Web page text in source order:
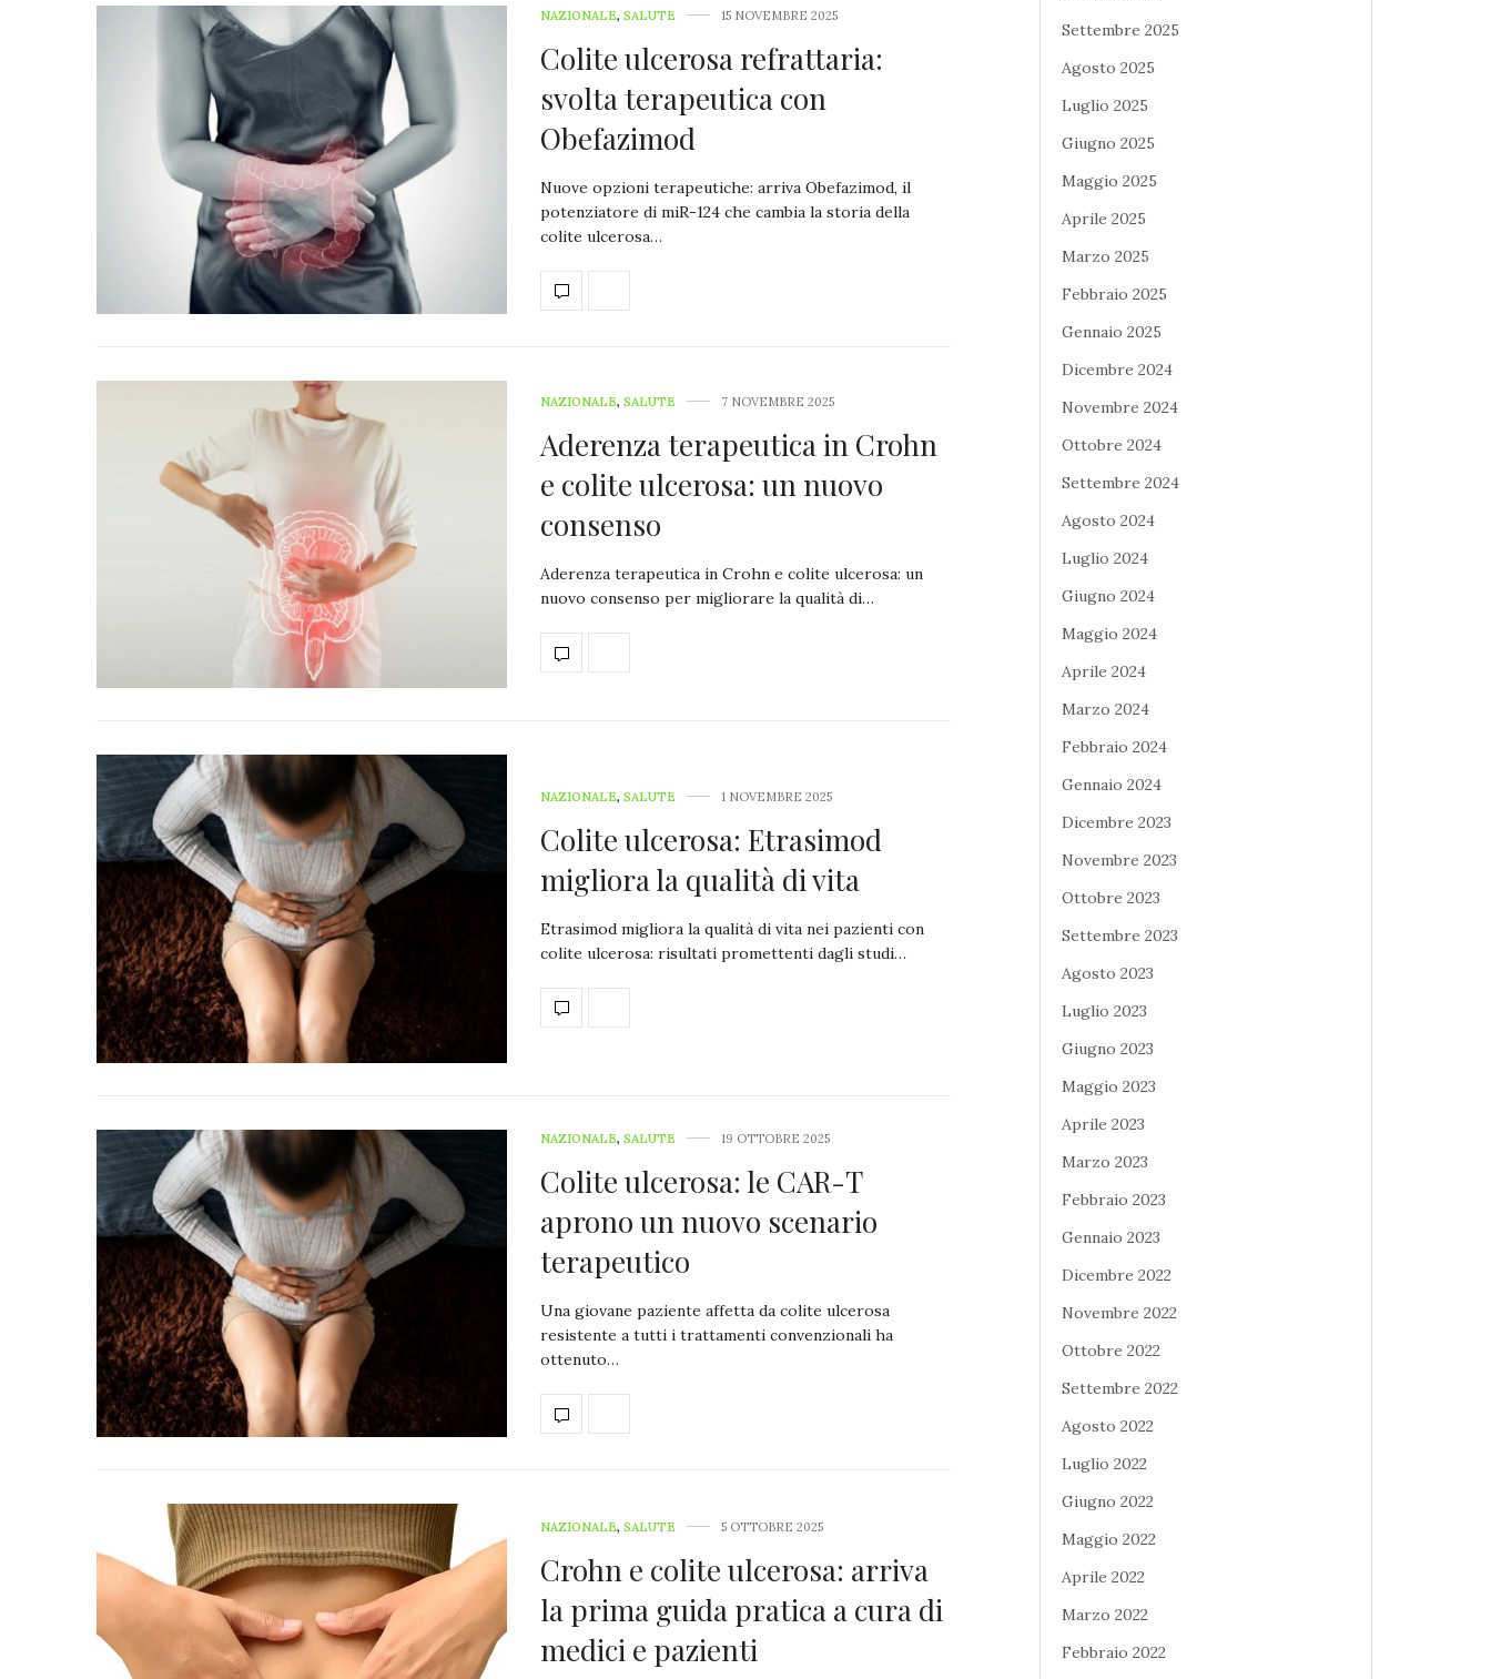
NAZIONALE, SALUTE 15 NOVEMBRE 2025
Colite ulcerosa refrattaria:
svolta terapeutica con
Obefazimod
Nuove opzioni terapeutiche: arriva Obefazimod, il
potenziatore di miR-124 che cambia la storia della
colite ulcerosa…
NAZIONALE, SALUTE 7 NOVEMBRE 2025
Aderenza terapeutica in Crohn
e colite ulcerosa: un nuovo
consenso
Aderenza terapeutica in Crohn e colite ulcerosa: un
nuovo consenso per migliorare la qualità di…
NAZIONALE, SALUTE 1 NOVEMBRE 2025
Colite ulcerosa: Etrasimod
migliora la qualità di vita
Etrasimod migliora la qualità di vita nei pazienti con
colite ulcerosa: risultati promettenti dagli studi…
NAZIONALE, SALUTE 19 OTTOBRE 2025
Colite ulcerosa: le CAR-T
aprono un nuovo scenario
terapeutico
Una giovane paziente affetta da colite ulcerosa
resistente a tutti i trattamenti convenzionali ha
ottenuto…
NAZIONALE, SALUTE 5 OTTOBRE 2025
Crohn e colite ulcerosa: arriva
la prima guida pratica a cura di
medici e pazienti
Settembre 2025
Agosto 2025
Luglio 2025
Giugno 2025
Maggio 2025
Aprile 2025
Marzo 2025
Febbraio 2025
Gennaio 2025
Dicembre 2024
Novembre 2024
Ottobre 2024
Settembre 2024
Agosto 2024
Luglio 2024
Giugno 2024
Maggio 2024
Aprile 2024
Marzo 2024
Febbraio 2024
Gennaio 2024
Dicembre 2023
Novembre 2023
Ottobre 2023
Settembre 2023
Agosto 2023
Luglio 2023
Giugno 2023
Maggio 2023
Aprile 2023
Marzo 2023
Febbraio 2023
Gennaio 2023
Dicembre 2022
Novembre 2022
Ottobre 2022
Settembre 2022
Agosto 2022
Luglio 2022
Giugno 2022
Maggio 2022
Aprile 2022
Marzo 2022
Febbraio 2022